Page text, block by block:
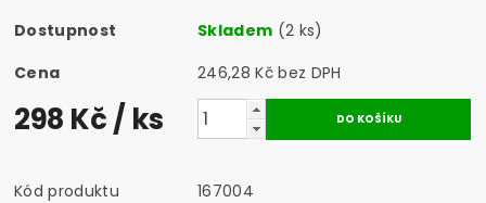
Dostupnost Skladem (2 ks)
Cena
246,28 Kč bez DPH
298 Kč/ ks
Kód produktu
167004